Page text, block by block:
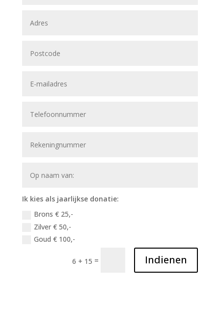
Ik kies als jaarlijkse donatie:
Brons € 25,-
Zilver € 50,-
Goud € 100,-
6 + 15 = Indienen